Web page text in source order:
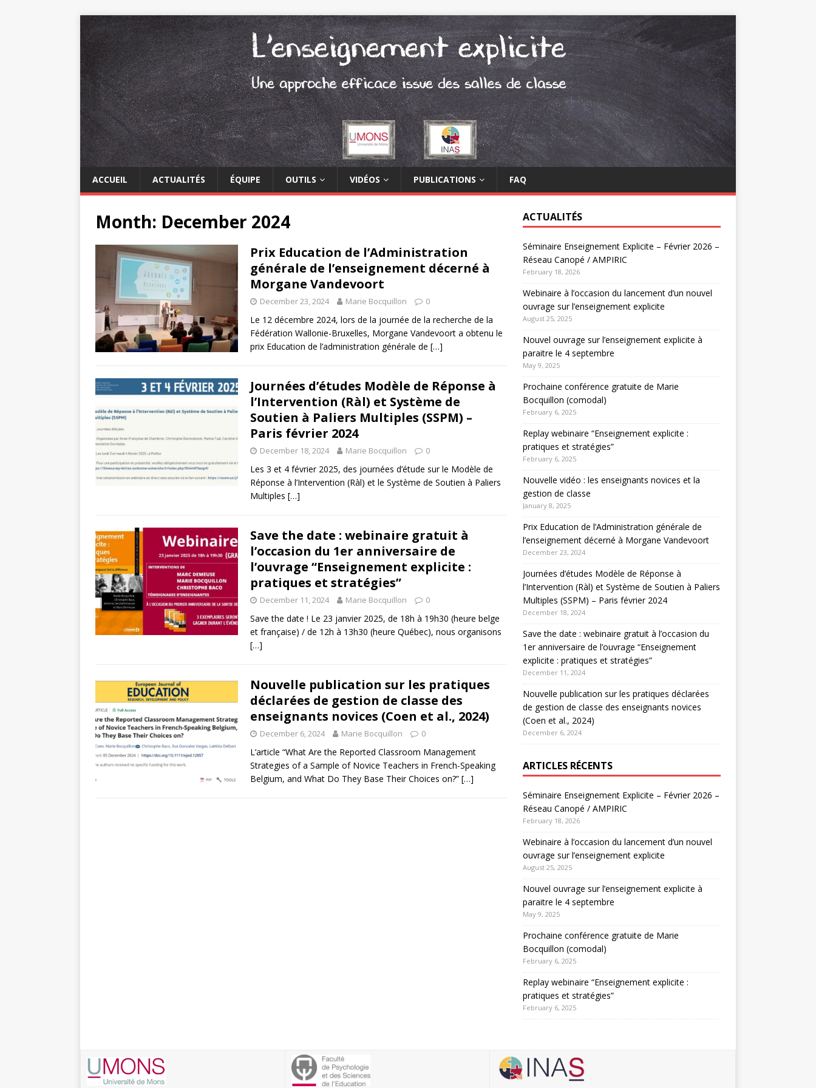
ACCUEIL ACTUALITÉS ÉQUIPE OUTILS VIDÉOS PUBLICATIONS FAQ
Month: December 2024
Prix Education de l’Administration
générale de l’enseignement décerné à
Morgane Vandevoort
December 23, 2024 Marie Bocquillon 0
Le 12 décembre 2024, lors de la journée de la recherche de la
Fédération Wallonie-Bruxelles, Morgane Vandevoort a obtenu le
prix Education de l’administration générale de […]
Journées d’études Modèle de Réponse à
l’Intervention (Ràl) et Système de
Soutien à Paliers Multiples (SSPM) –
Paris février 2024
December 18, 2024 Marie Bocquillon 0
Les 3 et 4 février 2025, des journées d’étude sur le Modèle de
Réponse à l’Intervention (Ràl) et le Système de Soutien à Paliers
Multiples […]
Save the date : webinaire gratuit à
l’occasion du 1er anniversaire de
l’ouvrage “Enseignement explicite :
pratiques et stratégies”
December 11, 2024 Marie Bocquillon 0
Save the date ! Le 23 janvier 2025, de 18h à 19h30 (heure belge
et française) / de 12h à 13h30 (heure Québec), nous organisons
[…]
Nouvelle publication sur les pratiques
déclarées de gestion de classe des
enseignants novices (Coen et al., 2024)
December 6, 2024 Marie Bocquillon 0
L’article “What Are the Reported Classroom Management
Strategies of a Sample of Novice Teachers in French-Speaking
Belgium, and What Do They Base Their Choices on?” […]
ACTUALITÉS
Séminaire Enseignement Explicite – Février 2026 –
Réseau Canopé / AMPIRIC
February 18, 2026
Webinaire à l’occasion du lancement d’un nouvel
ouvrage sur l’enseignement explicite
August 25, 2025
Nouvel ouvrage sur l’enseignement explicite à
paraitre le 4 septembre
May 9, 2025
Prochaine conférence gratuite de Marie
Bocquillon (comodal)
February 6, 2025
Replay webinaire “Enseignement explicite :
pratiques et stratégies”
February 6, 2025
Nouvelle vidéo : les enseignants novices et la
gestion de classe
January 8, 2025
Prix Education de l’Administration générale de
l’enseignement décerné à Morgane Vandevoort
December 23, 2024
Journées d’études Modèle de Réponse à
l’Intervention (Ràl) et Système de Soutien à Paliers
Multiples (SSPM) – Paris février 2024
December 18, 2024
Save the date : webinaire gratuit à l’occasion du
1er anniversaire de l’ouvrage “Enseignement
explicite : pratiques et stratégies”
December 11, 2024
Nouvelle publication sur les pratiques déclarées
de gestion de classe des enseignants novices
(Coen et al., 2024)
December 6, 2024
ARTICLES RÉCENTS
Séminaire Enseignement Explicite – Février 2026 –
Réseau Canopé / AMPIRIC
February 18, 2026
Webinaire à l’occasion du lancement d’un nouvel
ouvrage sur l’enseignement explicite
August 25, 2025
Nouvel ouvrage sur l’enseignement explicite à
paraitre le 4 septembre
May 9, 2025
Prochaine conférence gratuite de Marie
Bocquillon (comodal)
February 6, 2025
Replay webinaire “Enseignement explicite :
pratiques et stratégies”
February 6, 2025